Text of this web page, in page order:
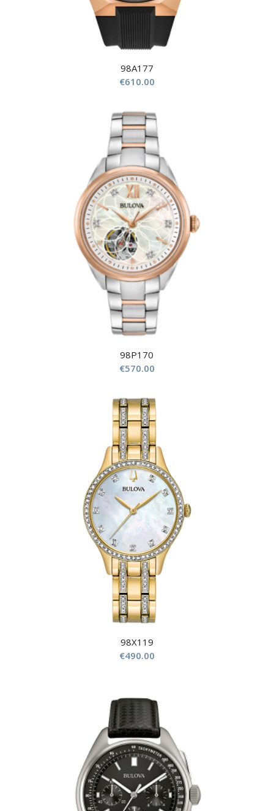
98A177
€610.00
98P170
€570.00
98X119
€490.00